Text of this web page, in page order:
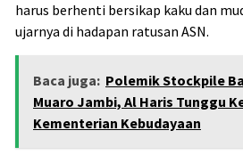
harus berhenti bersikap kaku dan
ujarnya di hadapan ratusan ASN.
Baca juga: Polemik Stockpile
Muaro Jambi, Al Haris Tunggu
Kementerian Kebudayaan